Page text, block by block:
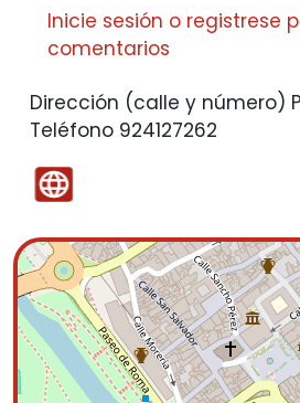
Inicie sesión o registrese
comentarios
Dirección (calle y número)
Teléfono 924127262